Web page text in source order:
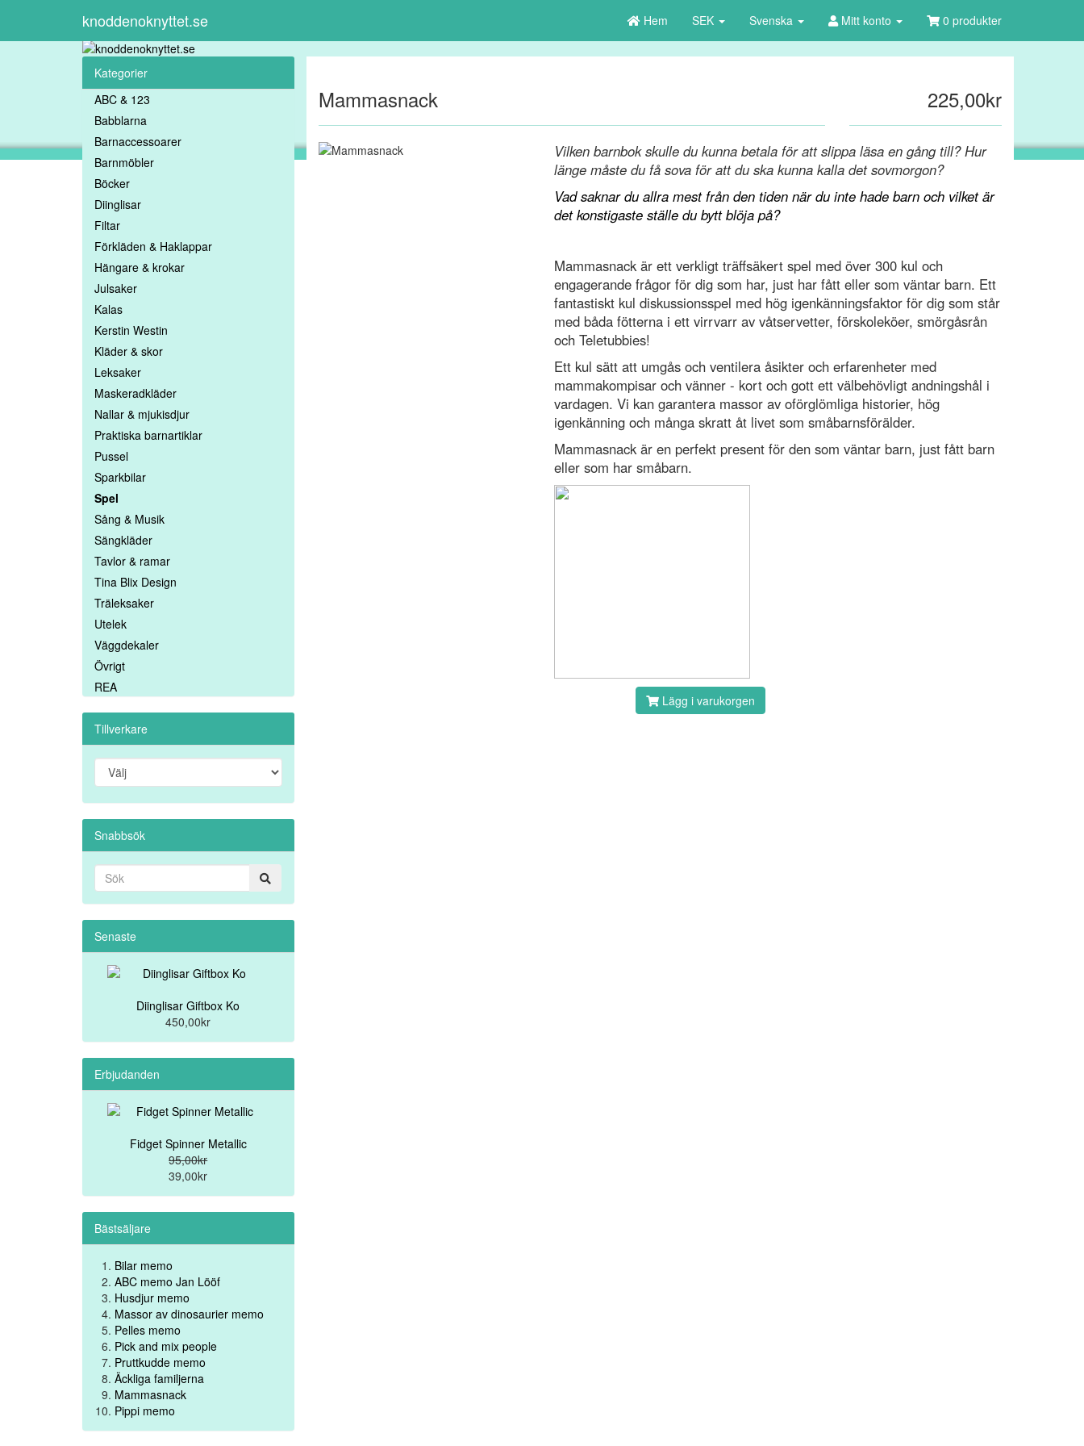
knoddenoknyttet.se Hem SEK Svenska Mitt konto 0 produkter
Mammasnack 225,00kr
Vilken barnbok skulle du kunna betala för att slippa läsa en gång till? Hur
länge måste du få sova för att du ska kunna kalla det sovmorgon?
Vad saknar du allra mest från den tiden när du inte hade barn och vilket är
det konstigaste ställe du bytt blöja på?
Mammasnack är ett verkligt träffsäkert spel med över 300 kul och
engagerande frågor för dig som har, just har fått eller som väntar barn. Ett
fantastiskt kul diskussionsspel med hög igenkänningsfaktor för dig som står
med båda fötterna i ett virrvarr av våtservetter, förskoleköer, smörgåsrån
och Teletubbies!
Ett kul sätt att umgås och ventilera åsikter och erfarenheter med
mammakompisar och vänner - kort och gott ett välbehövligt andningshål i
vardagen. Vi kan garantera massor av oförglömliga historier, hög
igenkänning och många skratt åt livet som småbarnsförälder.
Mammasnack är en perfekt present för den som väntar barn, just fått barn
eller som har småbarn.
Lägg i varukorgen
Kategorier
ABC & 123
Babblarna
Barnaccessoarer
Barnmöbler
Böcker
Diinglisar
Filtar
Förkläden & Haklappar
Hängare & krokar
Julsaker
Kalas
Kerstin Westin
Kläder & skor
Leksaker
Maskeradkläder
Nallar & mjukisdjur
Praktiska barnartiklar
Pussel
Sparkbilar
Spel
Sång & Musik
Sängkläder
Tavlor & ramar
Tina Blix Design
Träleksaker
Utelek
Väggdekaler
Övrigt
REA
Tillverkare
Snabbsök
Senaste
Diinglisar Giftbox Ko
450,00kr
Erbjudanden
Fidget Spinner Metallic
95,00kr
39,00kr
Bästsäljare
Bilar memo
ABC memo Jan Lööf
Husdjur memo
Massor av dinosaurier memo
Pelles memo
Pick and mix people
Pruttkudde memo
Äckliga familjerna
Mammasnack
Pippi memo